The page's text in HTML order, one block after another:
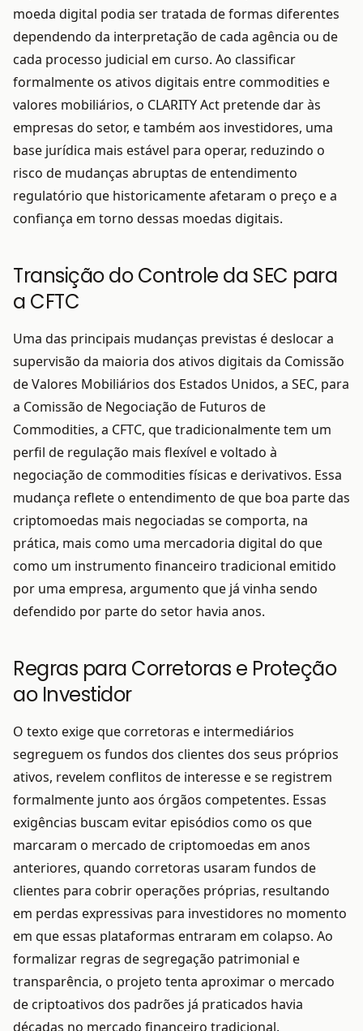
moeda digital podia ser tratada de formas diferentes
dependendo da interpretação de cada agência ou de
cada processo judicial em curso. Ao classificar
formalmente os ativos digitais entre commodities e
valores mobiliários, o CLARITY Act pretende dar às
empresas do setor, e também aos investidores, uma
base jurídica mais estável para operar, reduzindo o
risco de mudanças abruptas de entendimento
regulatório que historicamente afetaram o preço e a
confiança em torno dessas moedas digitais.
Transição do Controle da SEC para
a CFTC
Uma das principais mudanças previstas é deslocar a
supervisão da maioria dos ativos digitais da Comissão
de Valores Mobiliários dos Estados Unidos, a SEC, para
a Comissão de Negociação de Futuros de
Commodities, a CFTC, que tradicionalmente tem um
perfil de regulação mais flexível e voltado à
negociação de commodities físicas e derivativos. Essa
mudança reflete o entendimento de que boa parte das
criptomoedas mais negociadas se comporta, na
prática, mais como uma mercadoria digital do que
como um instrumento financeiro tradicional emitido
por uma empresa, argumento que já vinha sendo
defendido por parte do setor havia anos.
Regras para Corretoras e Proteção
ao Investidor
O texto exige que corretoras e intermediários
segreguem os fundos dos clientes dos seus próprios
ativos, revelem conflitos de interesse e se registrem
formalmente junto aos órgãos competentes. Essas
exigências buscam evitar episódios como os que
marcaram o mercado de criptomoedas em anos
anteriores, quando corretoras usaram fundos de
clientes para cobrir operações próprias, resultando
em perdas expressivas para investidores no momento
em que essas plataformas entraram em colapso. Ao
formalizar regras de segregação patrimonial e
transparência, o projeto tenta aproximar o mercado
de criptoativos dos padrões já praticados havia
décadas no mercado financeiro tradicional.